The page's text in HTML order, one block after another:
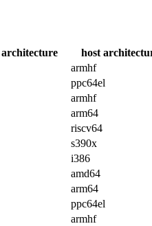
host
armhf
ppc64el
armhf
arm64
riscv64
s390x
i386
amd64
arm64
ppc64el
armhf